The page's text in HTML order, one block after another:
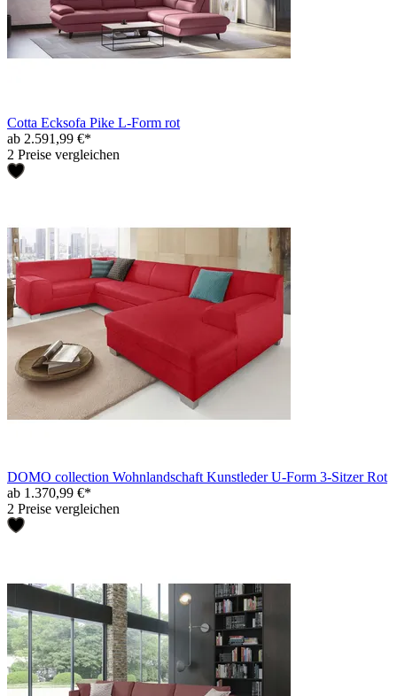
Cotta Ecksofa Pike L-Form rot
ab 2.591,99 €*
2 Preise vergleichen
DOMO collection Wohnlandschaft Kunstleder U-Form 3-Sitzer Rot
ab 1.370,99 €*
2 Preise vergleichen